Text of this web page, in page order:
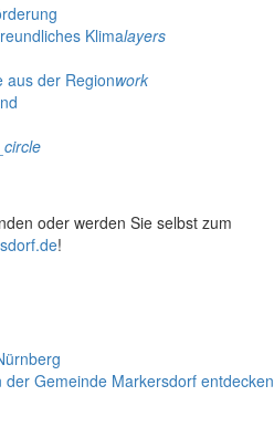
Klimalayers
aus der Regionwork
oder werden Sie selbst zum
!